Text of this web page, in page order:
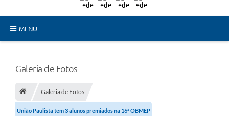
MENU
União Paulista
Administração
A Nossa Cidade
Galeria de Fotos
Galeria de Fotos
União Paulista tem 3 alunos premiados na 16ª OBMEP